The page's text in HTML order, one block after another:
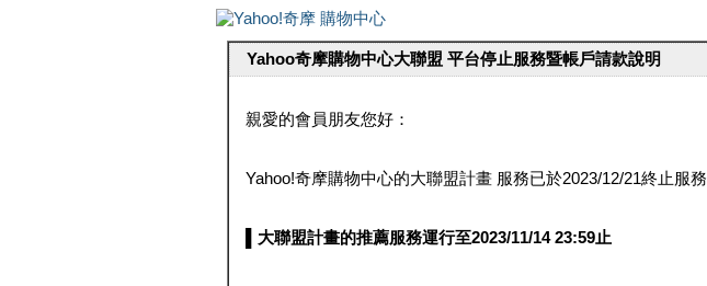
Yahoo奇摩購物中心大聯盟 平台停止服務暨帳戶請款說明
親愛的會員朋友您好：
Yahoo!奇摩購物中心的大聯盟計畫 服務已於2023/12/21終止服務
▌大聯盟計畫的推薦服務運行至2023/11/14 23:59止